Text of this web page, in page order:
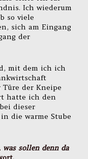
Ich wiederum
so viele
sich am Eingang
der
mit dem ich ich
der Kneipe
hatte ich den
dieser
die warme Stube
sollen denn da